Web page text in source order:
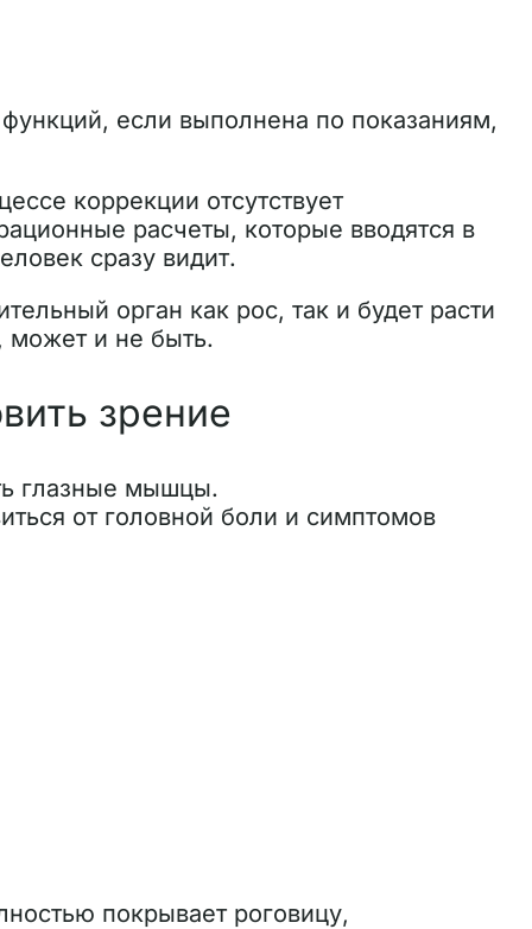
если выполнена по показаниям,
коррекции отсутствует
расчеты, которые вводятся в
сразу видит.
орган как рос, так и будет расти
может и не быть.
зрение
глазные мышцы.
от головной боли и симптомов
покрывает роговицу,